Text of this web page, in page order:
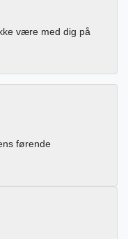
være med dig på
førende